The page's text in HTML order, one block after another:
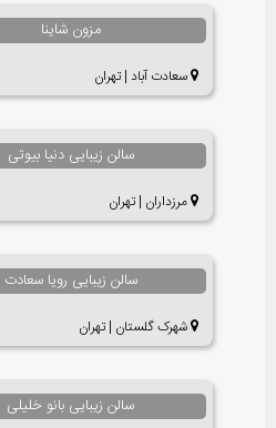
مزون شاینا
سعادت آباد | تهران
سالن زیبایی دنیا بیوتی
مرزداران | تهران
سالن زیبایی رویا سعادت
شهرک گلستان | تهران
سالن زیبایی بانو خلیلی